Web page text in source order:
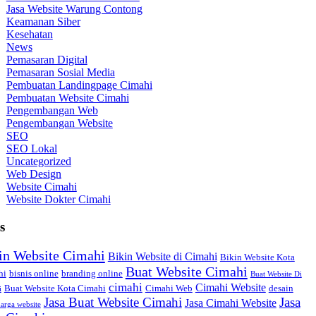
Jasa Website Warung Contong
Keamanan Siber
Kesehatan
News
Pemasaran Digital
Pemasaran Sosial Media
Pembuatan Landingpage Cimahi
Pembuatan Website Cimahi
Pengembangan Web
Pengembangan Website
SEO
SEO Lokal
Uncategorized
Web Design
Website Cimahi
Website Dokter Cimahi
Website Cimahi Bikin Website di Cimahi Bikin Website Kota
bisnis online branding online Buat Website Cimahi Buat Website Di
Buat Website Kota Cimahi cimahi Cimahi Web Cimahi Website desain
website Jasa Buat Website Cimahi Jasa Cimahi Website Jasa